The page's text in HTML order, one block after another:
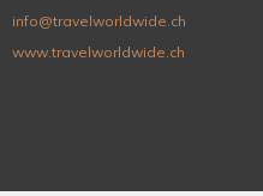
info@travelworldwide.ch
www.travelworldwide.ch